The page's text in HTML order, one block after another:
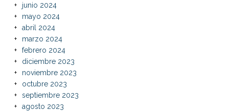
junio 2024
mayo 2024
abril 2024
marzo 2024
febrero 2024
diciembre 2023
noviembre 2023
octubre 2023
septiembre 2023
agosto 2023